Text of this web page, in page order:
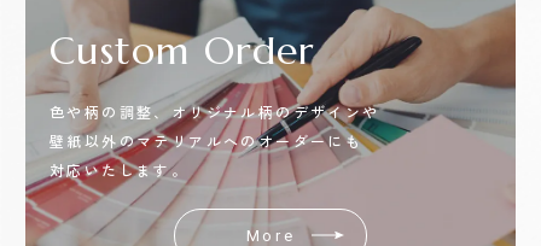
CustomOrder
色や柄の調整、オリジナル柄のデザインや
壁紙以外のマテリアルへのオーダーにも
対応いたします。
More